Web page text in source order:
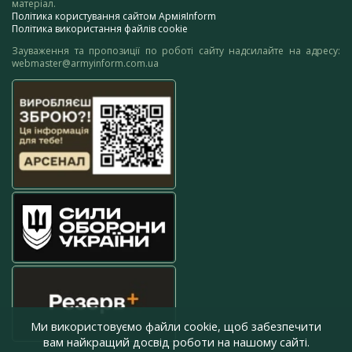
матеріал.
Політика користування сайтом АрміяInform
Політика використання файлів cookie
Зауваження та пропозиції по роботі сайту надсилайте на адресу:
webmaster@armyinform.com.ua
Ми використовуємо файли cookie, щоб забезпечити
вам найкращий досвід роботи на нашому сайті.